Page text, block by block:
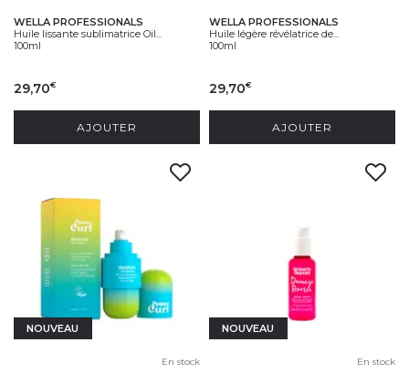
WELLA PROFESSIONALS
Huile lissante sublimatrice Oil...
100ml
29,70€
AJOUTER
WELLA PROFESSIONALS
Huile légère révélatrice de...
100ml
29,70€
AJOUTER
NOUVEAU
En stock
NOUVEAU
En stock